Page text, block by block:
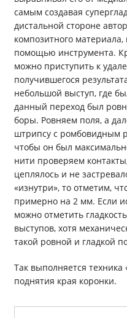
самым создавая
дистальной стороне
композитного
помощью инструмента.
можно приступить к
получившегося
небольшой выступ, где
данный переход был
боры. Ровняем поля, а
штрипсу с ромбовидным
чтобы он был
нити проверяем
цеплялось и не
«изнутри», то отметим,
примерно на 2 мм. Если
можно отметить
выступов, хотя
такой ровной и гладкой
Так выполняется
поднятия края коронки.